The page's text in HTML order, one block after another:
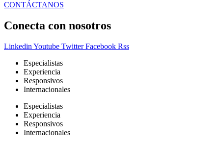
CONTÁCTANOS
Conecta con nosotros
Linkedin Youtube Twitter Facebook Rss
Especialistas
Experiencia
Responsivos
Internacionales
Especialistas
Experiencia
Responsivos
Internacionales